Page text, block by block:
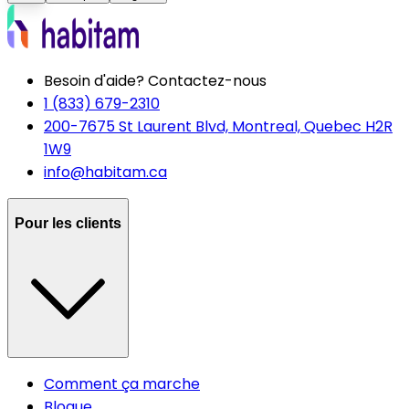
Besoin d'aide? Contactez-nous
1 (833) 679-2310
200-7675 St Laurent Blvd, Montreal, Quebec H2R
1W9
info@habitam.ca
Pour les clients
Comment ça marche